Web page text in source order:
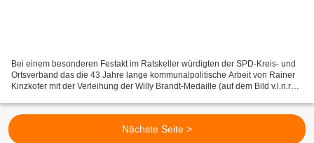
Bei einem besonderen Festakt im Ratskeller würdigten der SPD-Kreis- und
Ortsverband das die 43 Jahre lange kommunalpolitische Arbeit von Rainer
Kinzkofer mit der Verleihung der Willy Brandt-Medaille (auf dem Bild v.l.n.r
Nächste Seite >